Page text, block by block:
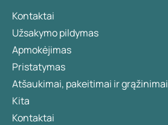
Kontaktai
Užsakymo pildymas
Apmokėjimas
Pristatymas
Atšaukimai, pakeitimai ir grąžinimai
Kita
Kontaktai